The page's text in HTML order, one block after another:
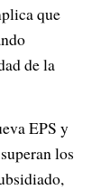
que
de la
EPS y
los